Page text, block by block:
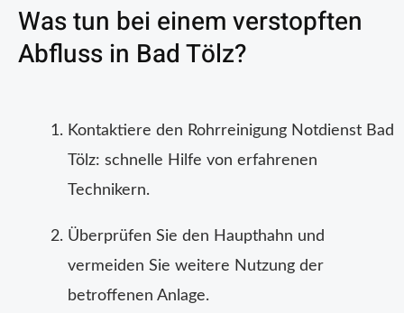
Was tun bei einem verstopften
Abfluss in Bad Tölz?
Kontaktiere den Rohrreinigung Notdienst Bad
Tölz: schnelle Hilfe von erfahrenen
Technikern.
Überprüfen Sie den Haupthahn und
vermeiden Sie weitere Nutzung der
betroffenen Anlage.